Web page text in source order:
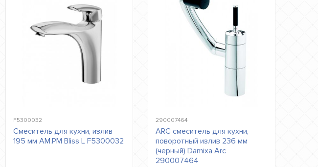
F5300032
Смеситель для кухни, излив
195 мм AM.PM Bliss L F5300032
290007464
ARC смеситель для кухни,
поворотный излив 236 мм
(черный) Damixa Arc
290007464